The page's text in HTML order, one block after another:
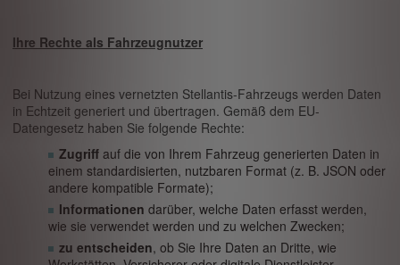
Ihre Rechte als Fahrzeugnutzer
Bei Nutzung eines vernetzten Stellantis-Fahrzeugs werden Daten
in Echtzeit generiert und übertragen. Gemäß dem EU-
Datengesetz haben Sie folgende Rechte:
Zugriff auf die von Ihrem Fahrzeug generierten Daten in
einem standardisierten, nutzbaren Format (z. B. JSON oder
andere kompatible Formate);
Informationen darüber, welche Daten erfasst werden,
wie sie verwendet werden und zu welchen Zwecken;
zu entscheiden, ob Sie Ihre Daten an Dritte, wie